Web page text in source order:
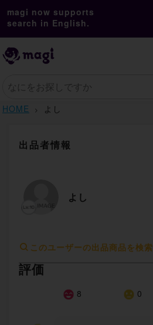
magi now supports
search in English.
HOME よし
出品者情報
よし
このユーザーの出品商品を検索
評価
8 0